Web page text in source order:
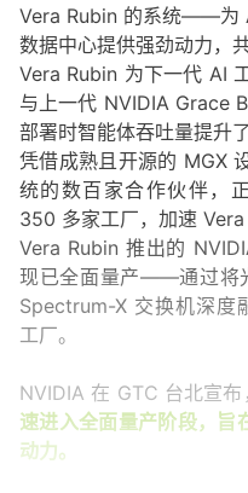
Vera Rubin 的系统——为
数据中心提供强劲动力，
Vera Rubin 为下一代 AI
与上一代 NVIDIA Grace
部署时智能体吞吐量提升了
凭借成熟且开源的 MGX
统的数百家合作伙伴，
350 多家工厂，加速 Vera
Vera Rubin 推出的
现已全面量产——通过将
Spectrum-X 交换机深度
工厂。
NVIDIA 在 GTC 台北宣布
速进入全面量产阶段，旨
动力。